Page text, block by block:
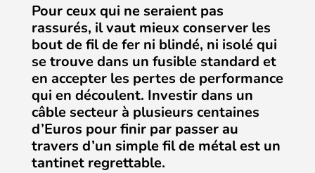
Pour ceux qui ne seraient pas
rassurés, il vaut mieux conserver les
bout de fil de fer ni blindé, ni isolé qui
se trouve dans un fusible standard et
en accepter les pertes de performance
qui en découlent. Investir dans un
câble secteur à plusieurs centaines
d’Euros pour finir par passer au
travers d’un simple fil de métal est un
tantinet regrettable.